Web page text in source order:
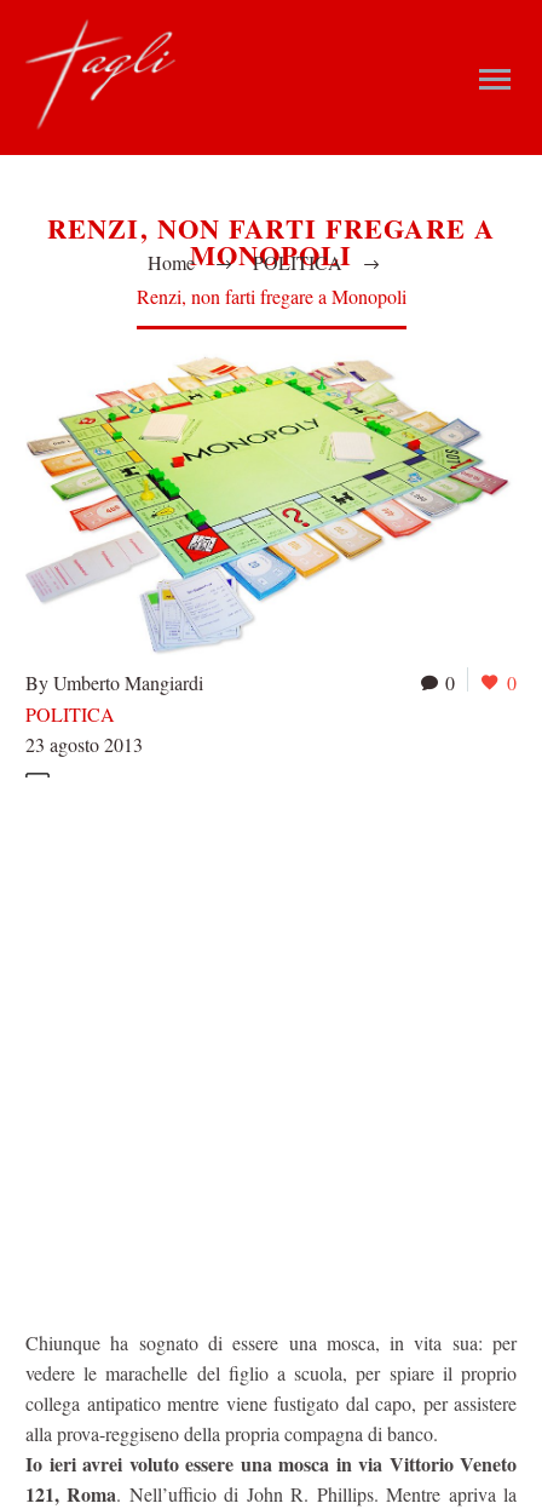
RENZI, NON FARTI FREGARE A
MONOPOLI
Home
POLITICA
Renzi, non farti fregare a Monopoli
0 0
By Umberto Mangiardi
POLITICA
23 agosto 2013
Chiunque ha sognato di essere una mosca, in vita sua: per
vedere le marachelle del figlio a scuola, per spiare il proprio
collega antipatico mentre viene fustigato dal capo, per assistere
alla prova-reggiseno della propria compagna di banco.
Io ieri avrei voluto essere una mosca in via Vittorio Veneto
121, Roma. Nell’ufficio di John R. Phillips. Mentre apriva la